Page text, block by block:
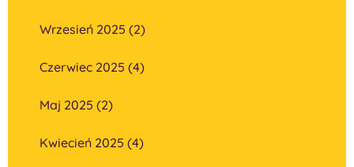
Wrzesień 2025 (2)
Czerwiec 2025 (4)
Maj 2025 (2)
Kwiecień 2025 (4)